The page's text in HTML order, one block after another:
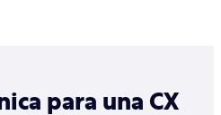
para una CX